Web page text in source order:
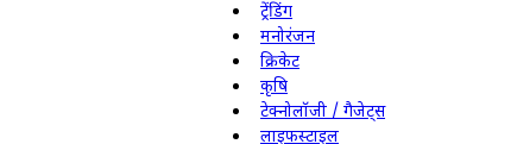
ट्रेंडिंग
मनोरंजन
क्रिकेट
कृषि
टेक्नोलॉजी / गैजेट्स
लाइफस्टाइल